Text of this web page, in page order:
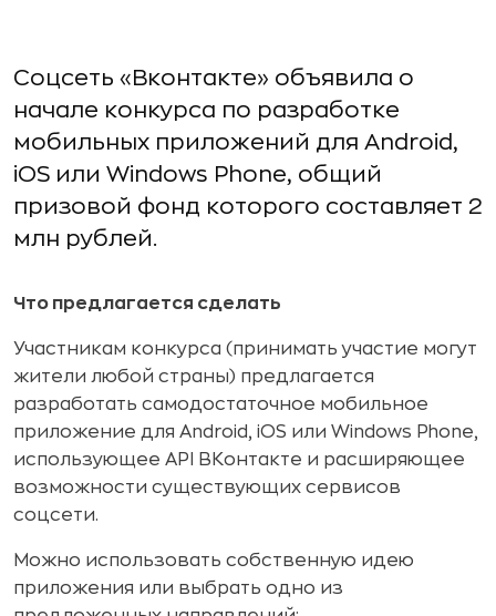
Соцсеть «Вконтакте» объявила о
начале конкурса по разработке
мобильных приложений для Android,
iOS или Windows Phone, общий
призовой фонд которого составляет 2
млн рублей.
Что предлагается сделать
Участникам конкурса (принимать участие могут
жители любой страны) предлагается
разработать самодостаточное мобильное
приложение для Android, iOS или Windows Phone,
использующее API ВКонтакте и расширяющее
возможности существующих сервисов
соцсети.
Можно использовать собственную идею
приложения или выбрать одно из